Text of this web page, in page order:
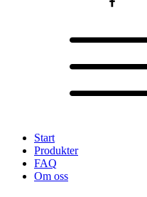
Start
Produkter
FAQ
Om oss